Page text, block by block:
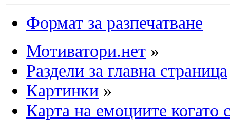
Формат за разпечатване
Мотиватори.нет »
Раздели за главна страница
Картинки »
Карта на емоциите когато